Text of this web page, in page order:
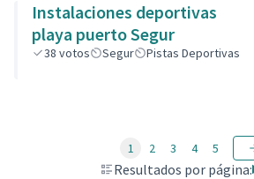
Instalaciones deportivas
playa puerto Segur
38 votos Segur Pistas Deportivas
Resultados por página:
1 2 3 4 5